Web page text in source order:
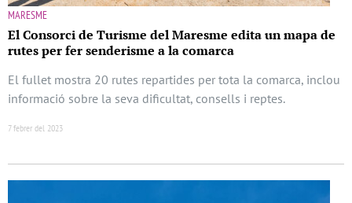
MARESME
El Consorci de Turisme del Maresme edita un mapa de
rutes per fer senderisme a la comarca
El fullet mostra 20 rutes repartides per tota la comarca, inclou
informació sobre la seva dificultat, consells i reptes.
7 febrer del 2023